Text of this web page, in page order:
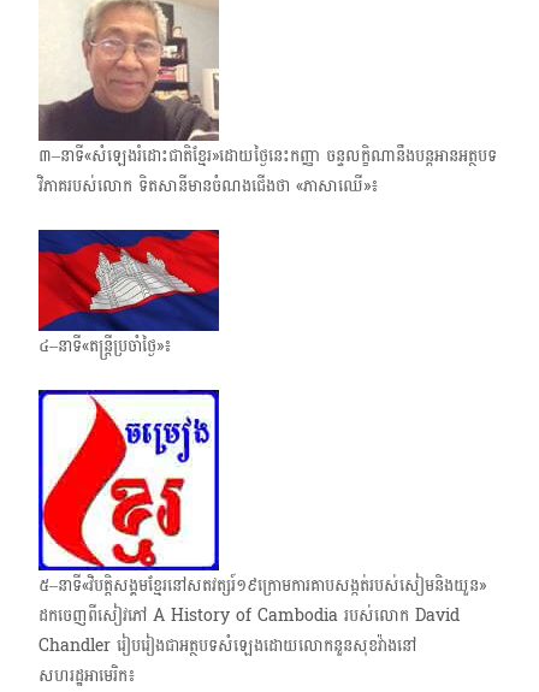
៣–នាទី«សំឡេងរំដោះជាតិខ្មែរ»ដោយថ្ងៃនេះកញ្ញា ចន្ទលក្ខិណានឹងបន្តអានអត្ថបទ
វិភាគរបស់លោក ទិតសានីមានចំណងជើងថា «ភាសាឈើ»៖
៤–នាទី«តន្ត្រីប្រចាំថ្ងៃ»៖
៥–នាទី«វិបត្តិសង្គមខ្មែរនៅសតវត្សរ៍១៩ក្រោមការគាបសង្កត់របស់សៀមនិងយួន»​
ដកចេញពីសៀវភៅ A History of Cambodia របស់​លោក David
Chandler រៀបរៀងជាអត្ថបទ​សំឡេងដោយលោកនួនសុខវ៉ាងនៅ
សហរដ្ឋអាមេរិក៖